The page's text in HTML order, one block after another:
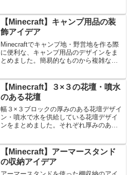
飾したいときにおすすめのデザインで
す。前...
【Minecraft】キャンプ用品の装
飾アイデア
Minecraftでキャンプ地・野営地を作る際
に便利な、キャンプ用品のデザインをま
とめました。簡易的なものから複雑なデ
るので、キャンプ地・野営地の規...
【Minecraft】３×３の花壇・噴水
のある花壇
幅３×３ブロックの厚みのある花壇デザイ
ン・噴水で水を供給している花壇デザイ
ンをまとめました。それぞれ厚みのある
公園や庭園などにおすすめのデザインで
す。前回作った花壇のア...
【Minecraft】アーマースタンド
の収納アイデア